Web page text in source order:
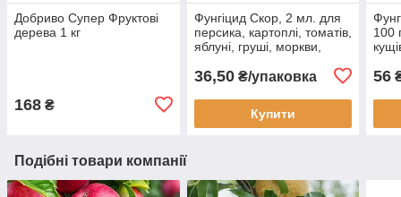
Добриво Супер Фруктові
дерева 1 кг
168 ₴
Фунгіцид Скор, 2 мл. для
персика, картоплі, томатів,
яблуні, груші, моркви,
36,50₴/упаковка
Купити
100
56
Подібні товари компанії